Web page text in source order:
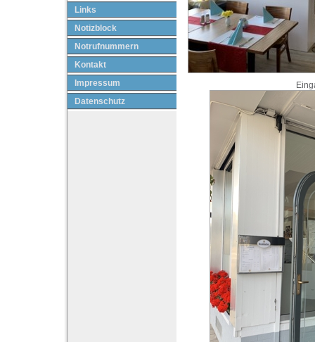
Links
Notizblock
Notrufnummern
Kontakt
Impressum
Datenschutz